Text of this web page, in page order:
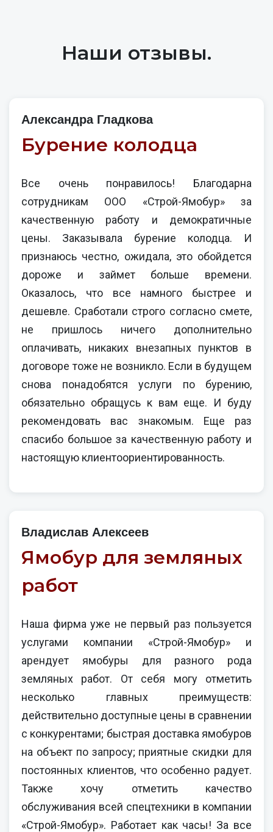
Наши отзывы.
Александра Гладкова
Бурение колодца
Все очень понравилось! Благодарна
сотрудникам ООО «Строй-Ямобур» за
качественную работу и демократичные
цены. Заказывала бурение колодца. И
признаюсь честно, ожидала, это обойдется
дороже и займет больше времени.
Оказалось, что все намного быстрее и
дешевле. Сработали строго согласно смете,
не пришлось ничего дополнительно
оплачивать, никаких внезапных пунктов в
договоре тоже не возникло. Если в будущем
снова понадобятся услуги по бурению,
обязательно обращусь к вам еще. И буду
рекомендовать вас знакомым. Еще раз
спасибо большое за качественную работу и
настоящую клиентоориентированность.
Владислав Алексеев
Ямобур для земляных
работ
Наша фирма уже не первый раз пользуется
услугами компании «Строй-Ямобур» и
арендует ямобуры для разного рода
земляных работ. От себя могу отметить
несколько главных преимуществ:
действительно доступные цены в сравнении
с конкурентами; быстрая доставка ямобуров
на объект по запросу; приятные скидки для
постоянных клиентов, что особенно радует.
Также хочу отметить качество
обслуживания всей спецтехники в компании
«Строй-Ямобур». Работает как часы! За все